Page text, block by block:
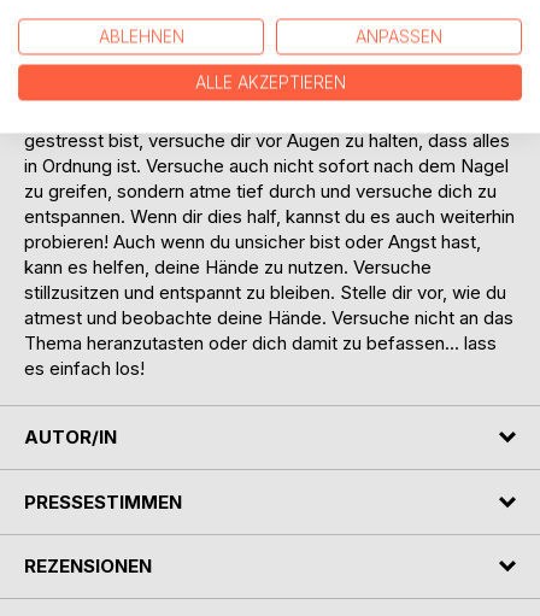
Art Ventil, durch das man seine Gefühle abbaut. Deshalb
solltest du versuchen, dein Verlangen nach dem Kauen zu
überwinden und stattdessen auf andere Weise deine
Gefühle abzubauen. Zunächst solltest du versuchen, dich
gestresst bist, versuche dir vor Augen zu halten, dass alles
in Ordnung ist. Versuche auch nicht sofort nach dem Nagel
zu greifen, sondern atme tief durch und versuche dich zu
entspannen. Wenn dir dies half, kannst du es auch weiterhin
probieren! Auch wenn du unsicher bist oder Angst hast,
kann es helfen, deine Hände zu nutzen. Versuche
stillzusitzen und entspannt zu bleiben. Stelle dir vor, wie du
atmest und beobachte deine Hände. Versuche nicht an das
Thema heranzutasten oder dich damit zu befassen... lass
es einfach los!
AUTOR/IN
PRESSESTIMMEN
REZENSIONEN
ABLEHNEN ANPASSEN
ALLE AKZEPTIEREN